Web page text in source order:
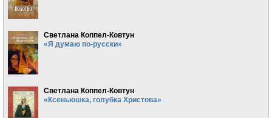
Светлана Коппел-Ковтун
«Я думаю по-русски»
Светлана Коппел-Ковтун
«Ксеньюшка, голубка Христова»